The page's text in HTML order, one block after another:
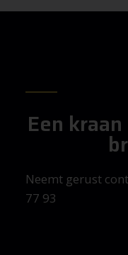
Een
Neemt gerust
77 93